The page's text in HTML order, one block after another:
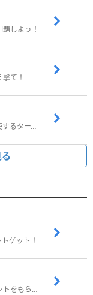
しよう！
て！
武器の『アビリティ』と『戦神』を駆使するターン制コマンドバトルRPG！
ゲット！
歩いてポイ活！日常生活でお得にポイントをもらおう